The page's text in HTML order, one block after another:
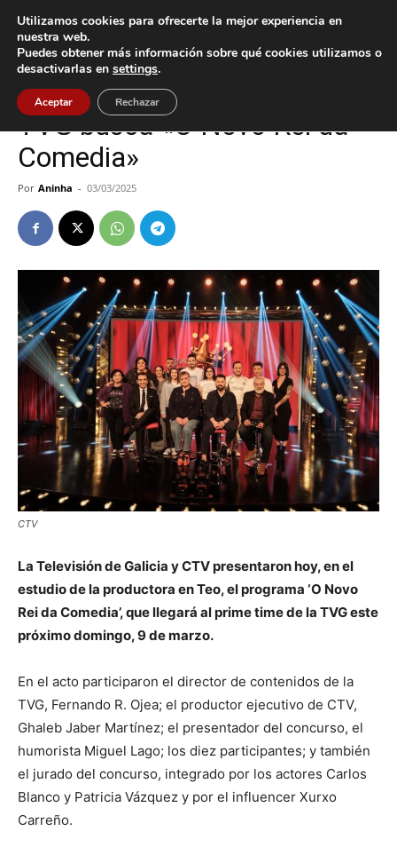
Inicio Cultura / Ocio
Cultura / Ocio Oia
TVG busca «O Novo Rei da
Comedia»
Por Aninha - 03/03/2025
CTV
La Televisión de Galicia y CTV presentaron hoy, en el
estudio de la productora en Teo, el programa ‘O Novo
Rei da Comedia’, que llegará al prime time de la TVG este
próximo domingo, 9 de marzo.
En el acto participaron el director de contenidos de la
TVG, Fernando R. Ojea; el productor ejecutivo de CTV,
Ghaleb Jaber Martínez; el presentador del concurso, el
humorista Miguel Lago; los diez participantes; y también
el jurado del concurso, integrado por los actores Carlos
Blanco y Patricia Vázquez y por el influencer Xurxo
Carreño.
Utilizamos cookies para ofrecerte la mejor experiencia en
nuestra web.
Puedes obtener más información sobre qué cookies utilizamos o
desactivarlas en settings.
Aceptar Rechazar